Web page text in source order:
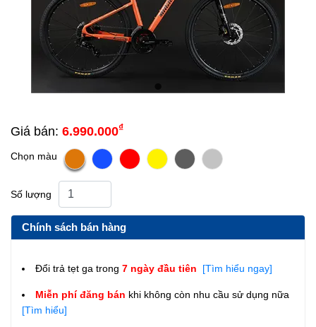
Giá bán: 6.990.000₫
Chọn màu
Số lượng
Chính sách bán hàng
Đổi trả tẹt ga trong 7 ngày đầu tiên [Tìm hiểu ngay]
Miễn phí đăng bán khi không còn nhu cầu sử dụng nữa
[Tìm hiểu]